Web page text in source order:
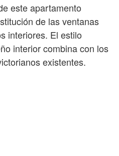
este apartamento
de las ventanas
interiores. El estilo
interior combina con los
existentes.